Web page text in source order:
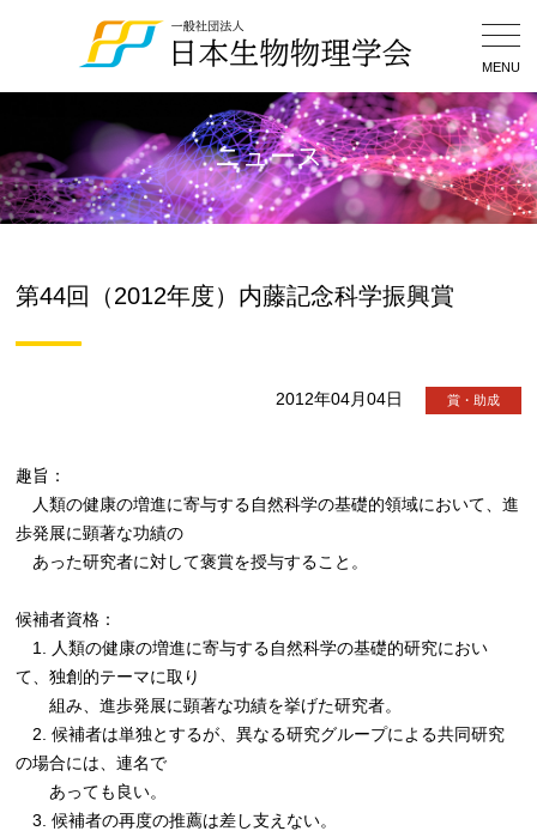
MENU
ニュース
第44回（2012年度）内藤記念科学振興賞
2012年04月04日 賞・助成
趣旨：
人類の健康の増進に寄与する自然科学の基礎的領域において、進
歩発展に顕著な功績の
あった研究者に対して褒賞を授与すること。
候補者資格：
1. 人類の健康の増進に寄与する自然科学の基礎的研究におい
て、独創的テーマに取り
組み、進歩発展に顕著な功績を挙げた研究者。
2. 候補者は単独とするが、異なる研究グループによる共同研究
の場合には、連名で
あっても良い。
3. 候補者の再度の推薦は差し支えない。